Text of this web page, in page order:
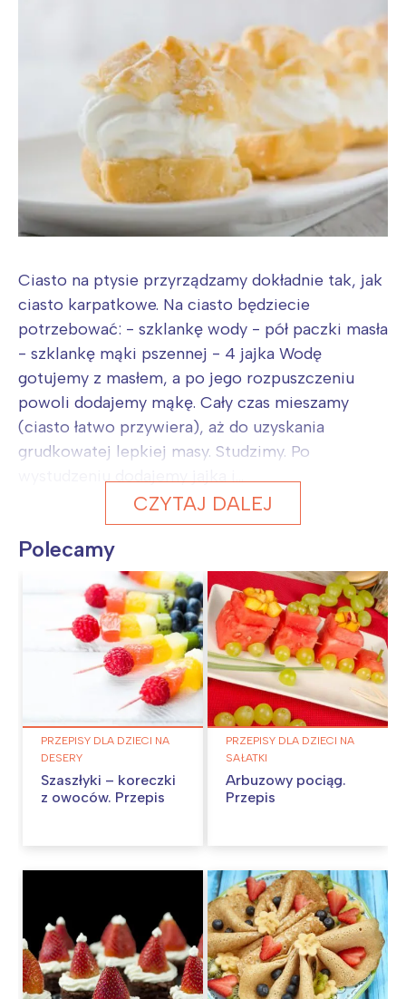
Ciasto na ptysie przyrządzamy dokładnie tak, jak
ciasto karpatkowe. Na ciasto będziecie
potrzebować: - szklankę wody - pół paczki masła
- szklankę mąki pszennej - 4 jajka Wodę
gotujemy z masłem, a po jego rozpuszczeniu
powoli dodajemy mąkę. Cały czas mieszamy
(ciasto łatwo przywiera), aż do uzyskania
grudkowatej lepkiej masy. Studzimy. Po
CZYTAJ DALEJ
Polecamy
PRZEPISY DLA DZIECI NA
DESERY
Szaszłyki – koreczki
z owoców. Przepis
PRZEPISY DLA DZIECI NA
SAŁATKI
Arbuzowy pociąg.
Przepis